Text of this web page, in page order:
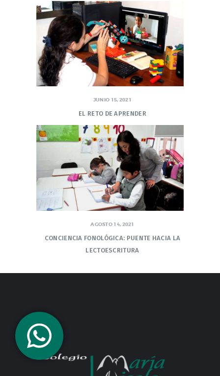
JUNIO 15, 2021
EL RETO DE APRENDER
AGOSTO 14, 2021
CONCIENCIA FONOLÓGICA: PUENTE HACIA LA
LECTOESCRITURA